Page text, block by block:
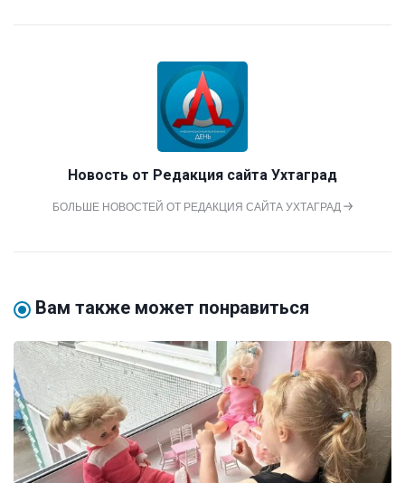
Новость от Редакция сайта Ухтаград
БОЛЬШЕ НОВОСТЕЙ ОТ РЕДАКЦИЯ САЙТА УХТАГРАД
Вам также может понравиться